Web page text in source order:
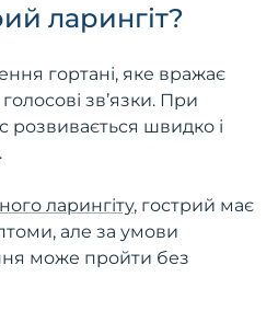
ларингіт?
гортані, яке вражає
зв’язки. При
розвивається швидко і
ларингіту, гострий має
але за умови
може пройти без